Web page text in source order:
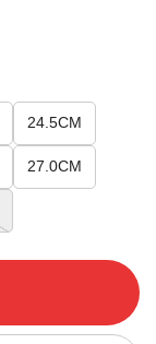
24.5CM
27.0CM